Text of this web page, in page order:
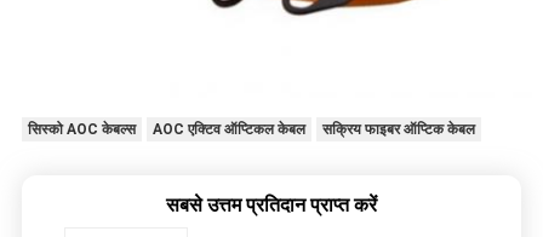
सिस्को AOC केबल्स AOC एक्टिव ऑप्टिकल केबल सक्रिय फाइबर ऑप्टिक केबल
सबसे उत्तम प्रतिदान प्राप्त करें